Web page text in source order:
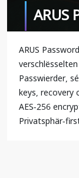
ARUS
ARUS
Passwierder,
keys, recovery
AES-256
Privatsphär-